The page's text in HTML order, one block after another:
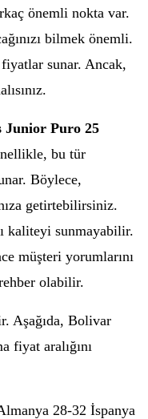
önemli nokta var.
bilmek önemli.
sunar. Ancak,
Junior Puro 25
bu tür
Böylece,
getirtebilirsiniz.
kaliteyi sunmayabilir.
müşteri yorumlarını
olabilir.
Aşağıda, Bolivar
fiyat aralığını
28-32 İspanya